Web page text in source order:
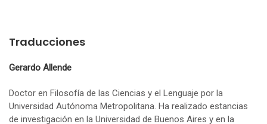
Traducciones
Gerardo Allende
Doctor en Filosofía de las Ciencias y el Lenguaje por la
Universidad Autónoma Metropolitana. Ha realizado estancias
de investigación en la Universidad de Buenos Aires y en la